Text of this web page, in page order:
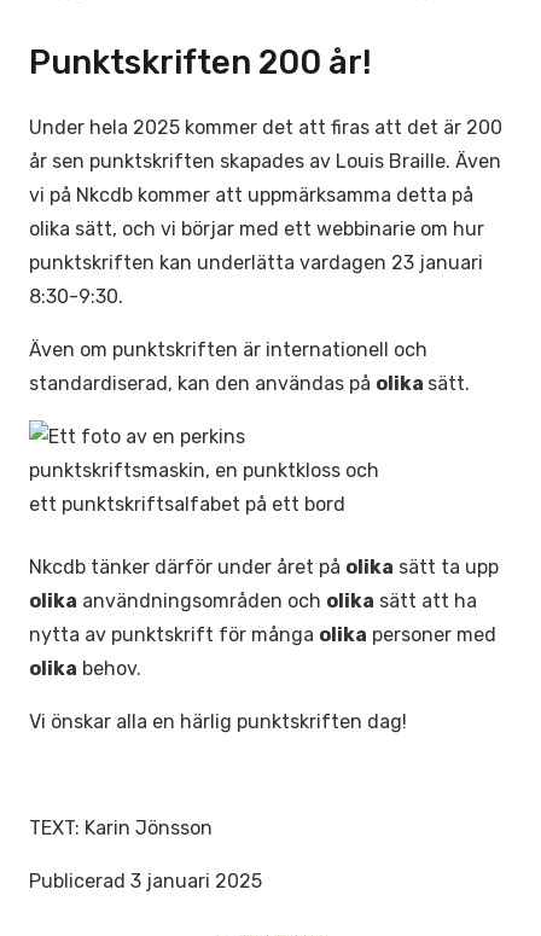
Punktskriften 200 år!
Under hela 2025 kommer det att firas att det är 200
år sen punktskriften skapades av Louis Braille. Även
vi på Nkcdb kommer att uppmärksamma detta på
olika sätt, och vi börjar med ett webbinarie om hur
punktskriften kan underlätta vardagen 23 januari
8:30-9:30.
Även om punktskriften är internationell och
standardiserad, kan den användas på olika sätt.
Nkcdb tänker därför under året på olika sätt ta upp
olika användningsområden och olika sätt att ha
nytta av punktskrift för många olika personer med
olika behov.
Vi önskar alla en härlig punktskriften dag!
TEXT: Karin Jönsson
Publicerad 3 januari 2025